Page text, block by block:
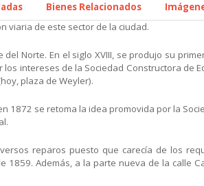
Bienes Relacionados
viaria de este sector de la ciudad.
Norte. En el siglo XVIII, se produjo su
intereses de la Sociedad Constructora de
plaza de Weyler).
1872 se retoma la idea promovida por la
reparos puesto que carecía de los
1859. Además, a la parte nueva de la calle